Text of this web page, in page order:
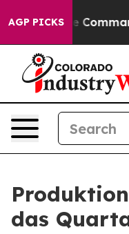
AGP PICKS
At the Command of
das